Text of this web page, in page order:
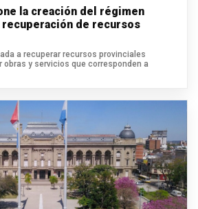
la creación del régimen
recuperación de recursos
a recuperar recursos provinciales
y servicios que corresponden a